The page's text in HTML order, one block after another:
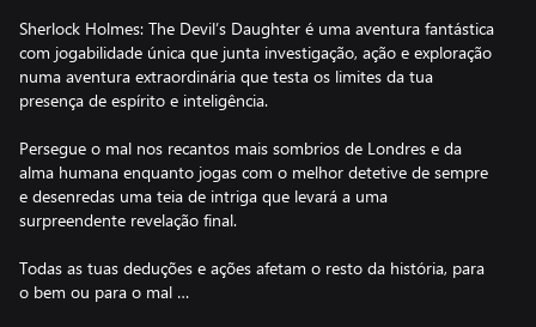
Sherlock Holmes: The Devil’s Daughter é uma aventura fantástica
com jogabilidade única que junta investigação, ação e exploração
numa aventura extraordinária que testa os limites da tua
presença de espírito e inteligência.
Persegue o mal nos recantos mais sombrios de Londres e da
alma humana enquanto jogas com o melhor detetive de sempre
e desenredas uma teia de intriga que levará a uma
surpreendente revelação final.
Todas as tuas deduções e ações afetam o resto da história, para
o bem ou para o mal …